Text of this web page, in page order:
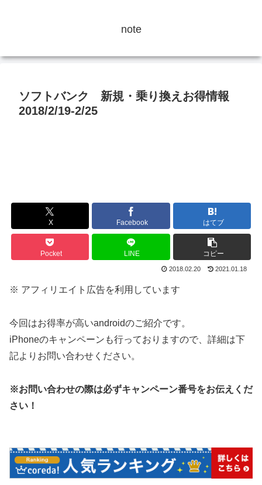
note
ソフトバンク 新規・乗り換えお得情報
2018/2/19-2/25
X Facebook はてブ
Pocket LINE コピー
2018.02.20 2021.01.18
※ アフィリエイト広告を利用しています
今回はお得率が高いandroidのご紹介です。
iPhoneのキャンペーンも行っておりますので、詳細は下
記よりお問い合わせください。
※お問い合わせの際は必ずキャンペーン番号をお伝えくだ
さい！